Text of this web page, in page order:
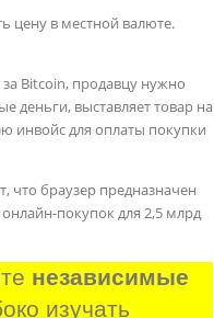
цену в местной валюте.
Bitcoin, продавцу нужно
деньги, выставляет товар на
инвойс для оплаты покупки
браузер предназначен
покупок для 2,5 млрд
независимые
изучать